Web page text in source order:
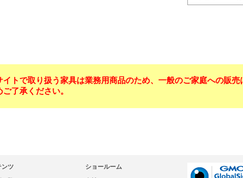
イトで取り扱う家具は業務用商品のため、一般のご家庭への販
ご了承ください。
ンツ
ショールーム